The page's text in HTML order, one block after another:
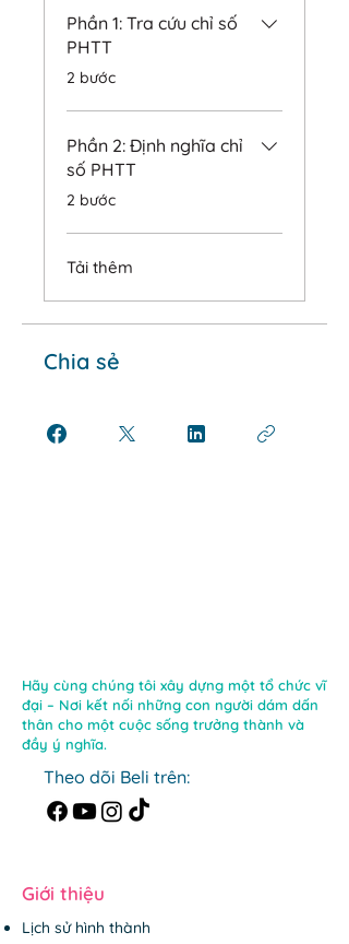
Phần 1: Tra cứu chỉ số
PHTT
.2 bước
Phần 2: Định nghĩa chỉ
số PHTT
.2 bước
Tải thêm
Chia sẻ
Hãy cùng chúng tôi xây dựng một tổ chức vĩ
đại – Nơi kết nối những con người dám dấn
thân cho một cuộc sống trưởng thành và
đầy ý nghĩa.
Theo dõi Beli trên:
Giới thiệu
Lịch sử hình thành